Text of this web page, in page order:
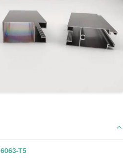
6063-T5